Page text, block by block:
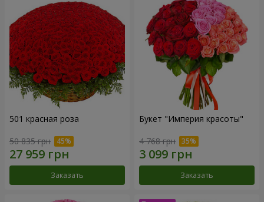
501 красная роза
50 835 грн
Заказать
Букет "Империя красоты"
4 768 грн
Заказать